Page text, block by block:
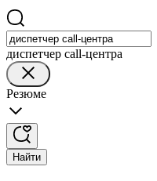
диспетчер call-центра
Резюме
Найти